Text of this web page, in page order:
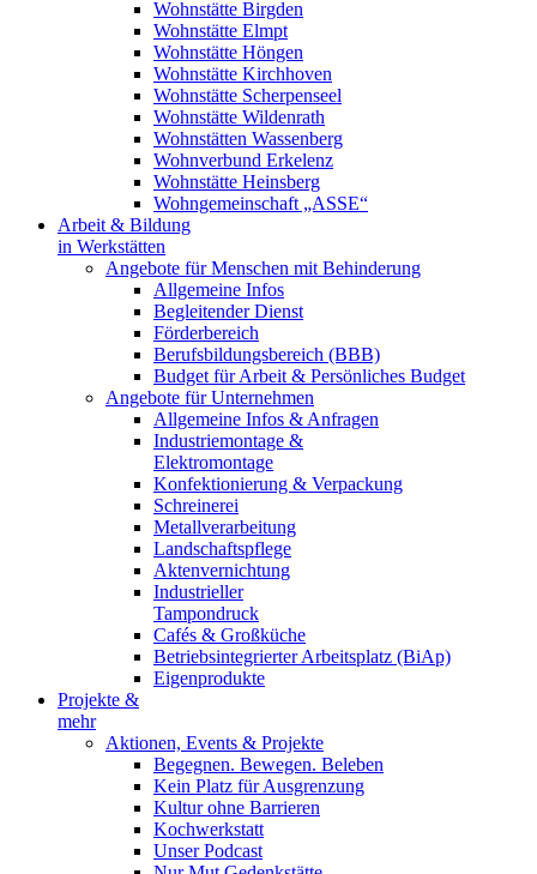
Wohnstätte Birgden
Wohnstätte Elmpt
Wohnstätte Höngen
Wohnstätte Kirchhoven
Wohnstätte Scherpenseel
Wohnstätte Wildenrath
Wohnstätten Wassenberg
Wohnverbund Erkelenz
Wohnstätte Heinsberg
Wohngemeinschaft „ASSE“
Arbeit & Bildung
in Werkstätten
Angebote für Menschen mit Behinderung
Allgemeine Infos
Begleitender Dienst
Förderbereich
Berufsbildungsbereich (BBB)
Budget für Arbeit & Persönliches Budget
Angebote für Unternehmen
Allgemeine Infos & Anfragen
Industriemontage &
Elektromontage
Konfektionierung & Verpackung
Schreinerei
Metallverarbeitung
Landschaftspflege
Aktenvernichtung
Industrieller
Tampondruck
Cafés & Großküche
Betriebsintegrierter Arbeitsplatz (BiAp)
Eigenprodukte
Projekte &
mehr
Aktionen, Events & Projekte
Begegnen. Bewegen. Beleben
Kein Platz für Ausgrenzung
Kultur ohne Barrieren
Kochwerkstatt
Unser Podcast